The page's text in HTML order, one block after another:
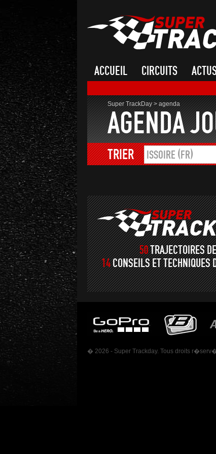
ACCUEIL CIRCUITS
Super TrackDay>agenda
AGENDA
TRIER ISSOIRE (FR)
50TRAJECTOIRES
14CONSEILS ET TECHNIQUES
� 2026 - Super Trackday. Tous droits